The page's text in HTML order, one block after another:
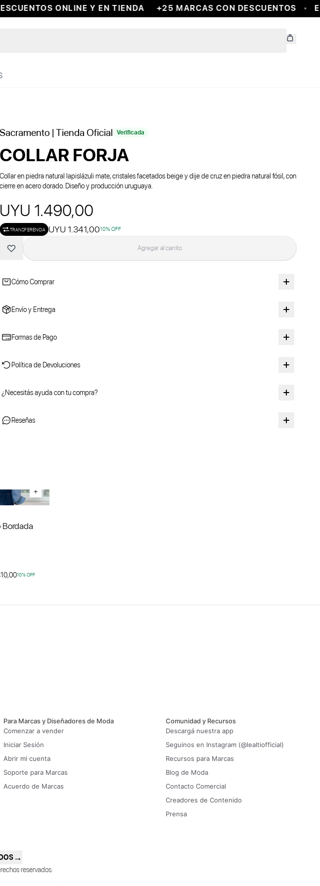
ONLINE Y EN TIENDA +25 MARCAS CON DESCUENTOS
Sacramento | Tienda Oficial Verificada
COLLAR FORJA
Collar en piedra natural lapislázuli mate, cristales facetados beige y dije de cruz en piedra natural fósil, con
cierre en acero dorado. Diseño y producción uruguaya.
UYU 1.490,00
TRANSFERENCIA UYU 1.341,0010% OFF
Agregar al carrito
Cómo Comprar
Envío y Entrega
Formas de Pago
Política de Devoluciones
¿Necesitás ayuda con tu compra?
Reseñas
+
Bordada
10% OFF
Para Marcas y Diseñadores de Moda
Comenzar a vender
Iniciar Sesión
Abrir mi cuenta
Soporte para Marcas
Acuerdo de Marcas
Comunidad y Recursos
Descargá nuestra app
Seguinos en Instagram (@lealtiofficial)
Recursos para Marcas
Blog de Moda
Contacto Comercial
Creadores de Contenido
Prensa
→
reservados.